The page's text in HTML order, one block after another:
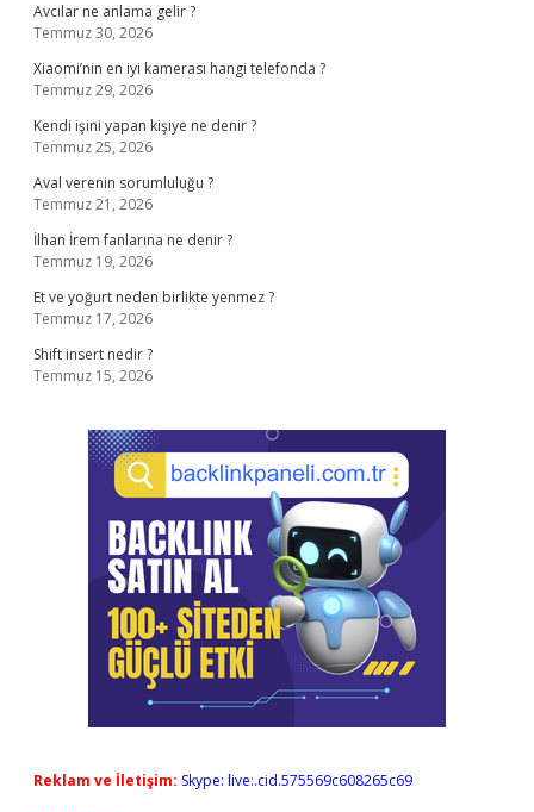
Avcılar ne anlama gelir ?
Temmuz 30, 2026
Xiaomi’nin en iyi kamerası hangi telefonda ?
Temmuz 29, 2026
Kendi işini yapan kişiye ne denir ?
Temmuz 25, 2026
Aval verenin sorumluluğu ?
Temmuz 21, 2026
İlhan İrem fanlarına ne denir ?
Temmuz 19, 2026
Et ve yoğurt neden birlikte yenmez ?
Temmuz 17, 2026
Shift insert nedir ?
Temmuz 15, 2026
Reklam ve İletişim: Skype: live:.cid.575569c608265c69